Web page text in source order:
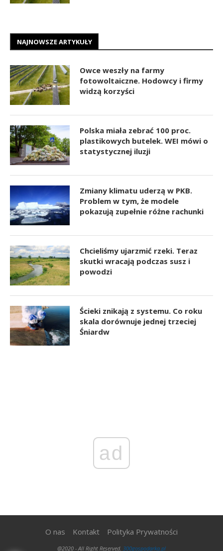
NAJNOWSZE ARTYKUŁY
Owce weszły na farmy
fotowoltaiczne. Hodowcy i firmy
widzą korzyści
Polska miała zebrać 100 proc.
plastikowych butelek. WEI mówi o
statystycznej iluzji
Zmiany klimatu uderzą w PKB.
Problem w tym, że modele
pokazują zupełnie różne rachunki
Chcieliśmy ujarzmić rzeki. Teraz
skutki wracają podczas susz i
powodzi
Ścieki znikają z systemu. Co roku
skala dorównuje jednej trzeciej
Śniardw
ad
O nas Kontakt Polityka Prywatności
@2020 - All Right Reserved. 300gospodarka.pl